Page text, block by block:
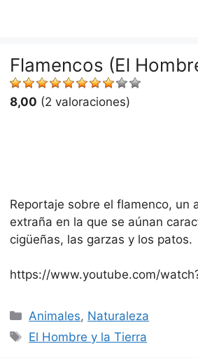
Flamencos (El
8,00 (2 valoraciones)
Reportaje sobre el flamenco, un
extraña en la que se aúnan
cigüeñas, las garzas y los patos.
https://www.youtube.com/
Categorías
Animales, Naturaleza
Etiquetas
El Hombre y la Tierra